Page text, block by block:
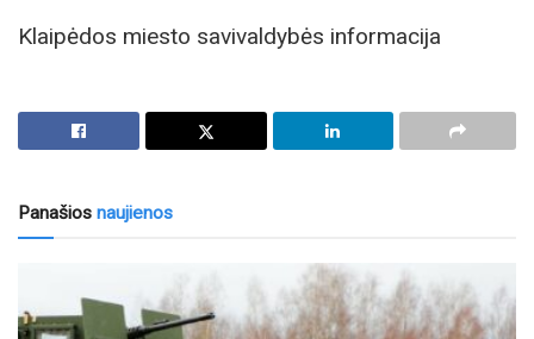
Klaipėdos miesto savivaldybės informacija
Panašios naujienos